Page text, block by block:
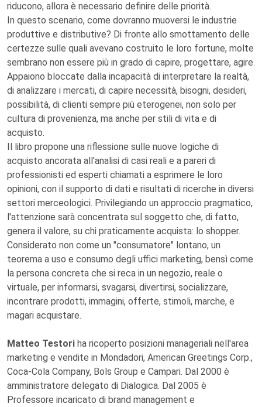
riducono, allora è necessario definire delle priorità.
In questo scenario, come dovranno muoversi le industrie
produttive e distributive? Di fronte allo smottamento delle
certezze sulle quali avevano costruito le loro fortune, molte
sembrano non essere più in grado di capire, progettare, agire.
Appaiono bloccate dalla incapacità di interpretare la realtà,
di analizzare i mercati, di capire necessità, bisogni, desideri,
possibilità, di clienti sempre più eterogenei, non solo per
cultura di provenienza, ma anche per stili di vita e di
acquisto.
Il libro propone una riflessione sulle nuove logiche di
acquisto ancorata all'analisi di casi reali e a pareri di
professionisti ed esperti chiamati a esprimere le loro
opinioni, con il supporto di dati e risultati di ricerche in diversi
settori merceologici. Privilegiando un approccio pragmatico,
l'attenzione sarà concentrata sul soggetto che, di fatto,
genera il valore, su chi praticamente acquista: lo shopper.
Considerato non come un "consumatore" lontano, un
teorema a uso e consumo degli uffici marketing, bensì come
la persona concreta che si reca in un negozio, reale o
virtuale, per informarsi, svagarsi, divertirsi, socializzare,
incontrare prodotti, immagini, offerte, stimoli, marche, e
magari acquistare.
Matteo Testori ha ricoperto posizioni manageriali nell'area
marketing e vendite in Mondadori, American Greetings Corp.,
Coca-Cola Company, Bols Group e Campari. Dal 2000 è
amministratore delegato di Dialogica. Dal 2005 è
Professore incaricato di brand management e